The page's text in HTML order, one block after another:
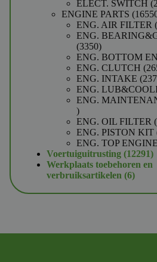
ELECT. SWITCH
ENGINE PARTS
ENG. AIR FILTER
ENG.
33503350
producten
ENG. BOTTOM
ENG. CLUTCH
ENG. INTAKE
ENG.
ENG.
24
producten
ENG. OIL FILTER
ENG. PISTON KIT
ENG. TOP ENGINE
Voertuiguitrusting 12291
Werkplaats toebehoren en
verbruiksartikelen 66